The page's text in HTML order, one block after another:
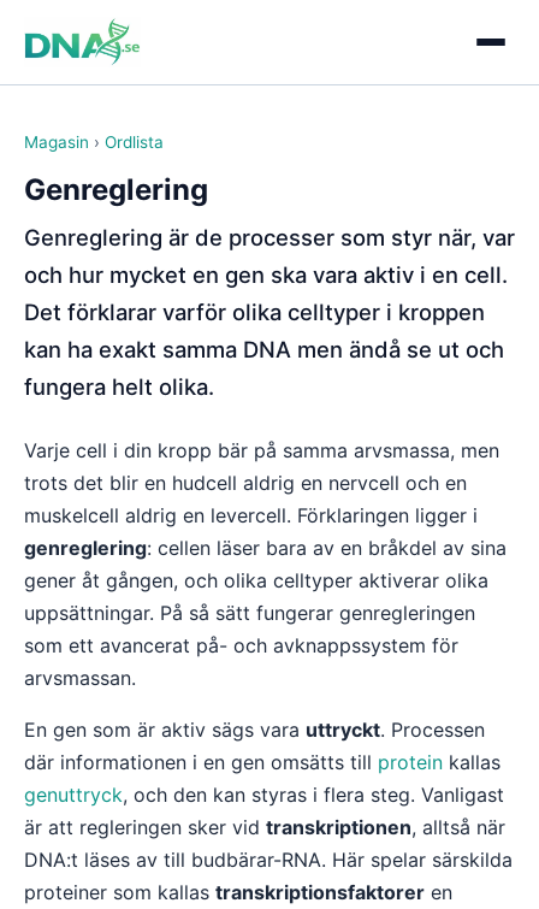
Magasin › Ordlista
Genreglering
Genreglering är de processer som styr när, var
och hur mycket en gen ska vara aktiv i en cell.
Det förklarar varför olika celltyper i kroppen
kan ha exakt samma DNA men ändå se ut och
fungera helt olika.
Varje cell i din kropp bär på samma arvsmassa, men
trots det blir en hudcell aldrig en nervcell och en
muskelcell aldrig en levercell. Förklaringen ligger i
genreglering: cellen läser bara av en bråkdel av sina
gener åt gången, och olika celltyper aktiverar olika
uppsättningar. På så sätt fungerar genregleringen
som ett avancerat på- och avknappssystem för
arvsmassan.
En gen som är aktiv sägs vara uttryckt. Processen
där informationen i en gen omsätts till protein kallas
genuttryck, och den kan styras i flera steg. Vanligast
är att regleringen sker vid transkriptionen, alltså när
DNA:t läses av till budbärar-RNA. Här spelar särskilda
proteiner som kallas transkriptionsfaktorer en